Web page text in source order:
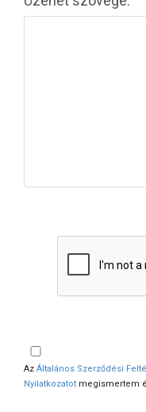
Az Általános Szerződési
Nyilatkozatot megismertem